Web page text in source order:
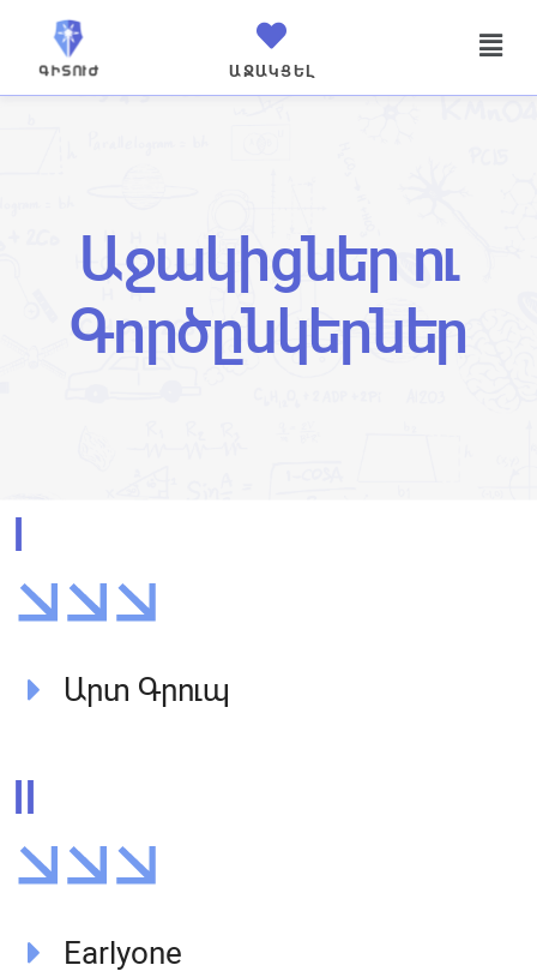
ԱՋԱԿՑԵԼ
Աջակիցներ ու
Գործընկերներ
I
Արտ Գրուպ
II
Earlyone